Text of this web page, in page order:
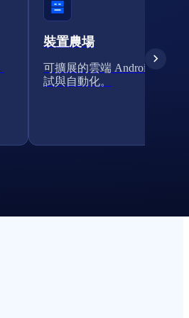
裝置農場
可擴展的雲端 Android 叢集
試與自動化。